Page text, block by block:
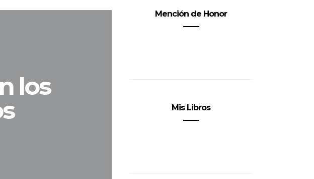
los
Mención de Honor
Mis Libros